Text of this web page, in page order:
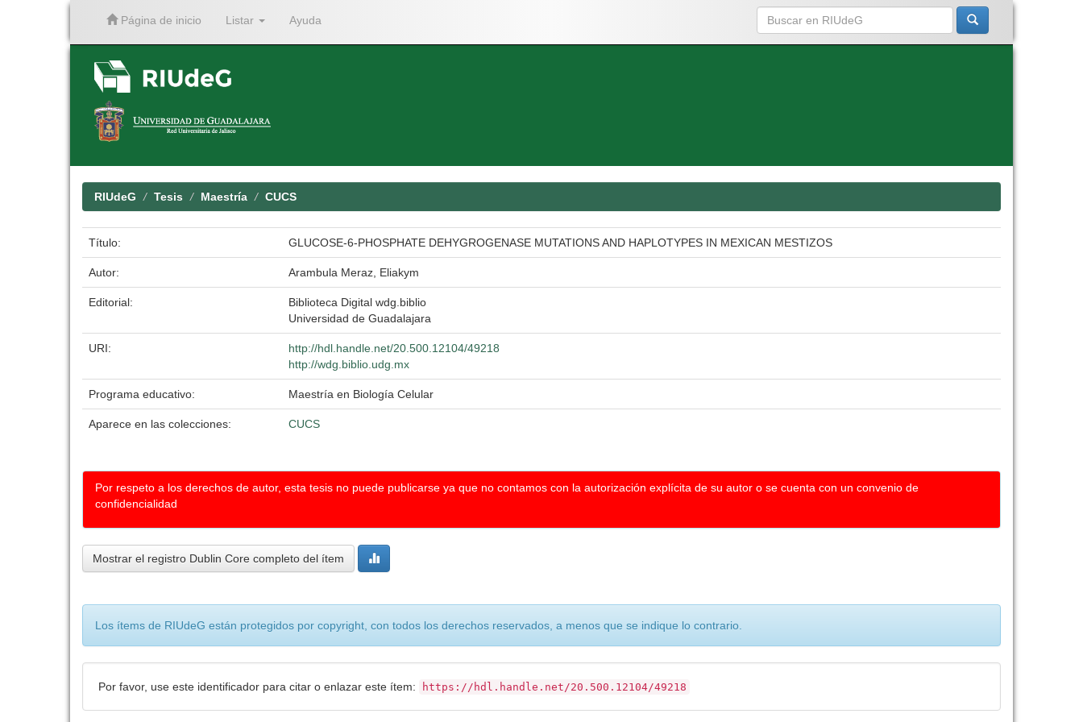
Página de inicio Listar Ayuda
RIUdeG Tesis Maestría CUCS
Título: GLUCOSE-6-PHOSPHATE DEHYGROGENASE MUTATIONS AND HAPLOTYPES IN MEXICAN MESTIZOS
Autor: Arambula Meraz, Eliakym
Editorial:
Biblioteca Digital wdg.biblio
Universidad de Guadalajara
URI:
http://hdl.handle.net/20.500.12104/49218
http://wdg.biblio.udg.mx
Programa educativo: Maestría en Biología Celular
Aparece en las colecciones: CUCS
Por respeto a los derechos de autor, esta tesis no puede publicarse ya que no contamos con la autorización explícita de su autor o se cuenta con un convenio de
confidencialidad
Mostrar el registro Dublin Core completo del ítem
Los ítems de RIUdeG están protegidos por copyright, con todos los derechos reservados, a menos que se indique lo contrario.
Por favor, use este identificador para citar o enlazar este ítem: https://hdl.handle.net/20.500.12104/49218